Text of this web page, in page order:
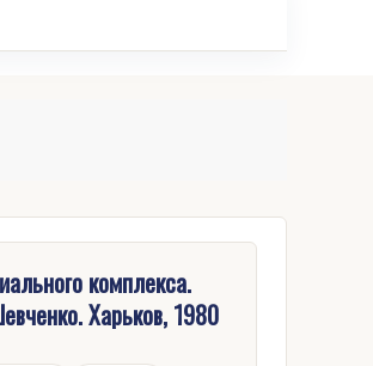
комплекса.
Харьков, 1980